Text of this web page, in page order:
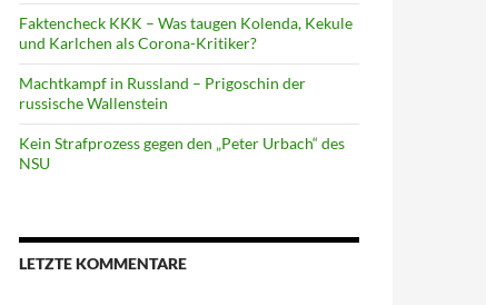
Faktencheck KKK – Was taugen Kolenda, Kekule
und Karlchen als Corona-Kritiker?
Machtkampf in Russland – Prigoschin der
russische Wallenstein
Kein Strafprozess gegen den „Peter Urbach“ des
NSU
LETZTE KOMMENTARE